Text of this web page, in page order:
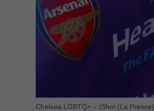
Chelsea LGBTQ+ – tShot (La Presse)